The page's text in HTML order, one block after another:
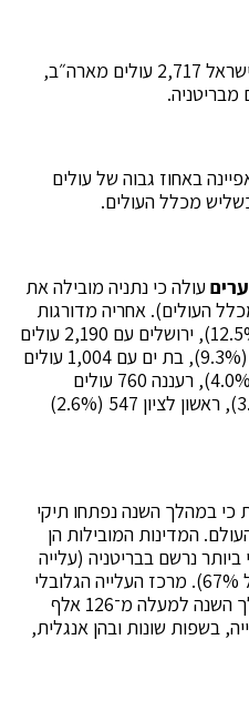
לשם השוואה, בשנת 2023 עלו לישראל 2,717 עולים מארה״ב,
בשנת 2025 התאפיינה באחוז גבוה של עולים
עולה כי נתניה מובילה את
עם 2,939 עולים (14% מכלל העולים). אחריה מדורגות
תל אביב-יפו עם 2,622 עולים (12.5%), ירושלים עם 2,190 עולים
(10.5%), חיפה עם 1,947 עולים (9.3%), בת ים עם 1,004 עולים
(4.8%), אשדוד עם 839 עולים (4.0%), רעננה 760 עולים
(3.6%), בית שמש עם 716 (3.4%), ראשון לציון 547 (2.6%)
כי במהלך השנה נפתחו תיקי
העולם. המדינות המובילות הן
נרשם בבריטניה (עלייה
של 70%) ובאוסטרליה (עלייה של 67%). מרכז העלייה הגלובלי
של הסוכנות היהודית קיבל במהלך השנה למעלה מ־126 אלף
בשפות שונות ובהן אנגלית,